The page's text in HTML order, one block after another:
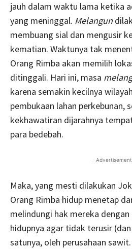
jauh dalam waktu lama ketika
yang meninggal. Melangun
membuang sial dan mengusir
kematian. Waktunya tak
Orang Rimba akan memilih
ditinggali. Hari ini, masa
karena semakin kecilnya
pembukaan lahan perkebunan,
kekhawatiran dijarahnya
para bedebah.
-
Maka, yang mesti dilakukan
Orang Rimba hidup menetap
melindungi hak mereka
hidupnya agar tidak terusir
satunya, oleh perusahaan sawit.